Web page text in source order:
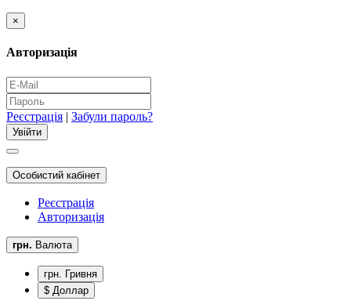
×
Авторизація
Реєстрація | Забули пароль?
Особистий кабінет
Реєстрація
Авторизація
грн. Валюта
грн. Гривня
$ Доллар